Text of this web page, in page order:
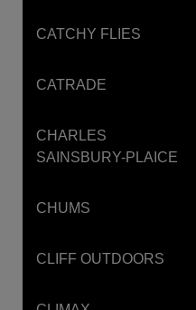
CATCHY FLIES
CATRADE
CHARLES
SAINSBURY-PLAICE
CHUMS
CLIFF OUTDOORS